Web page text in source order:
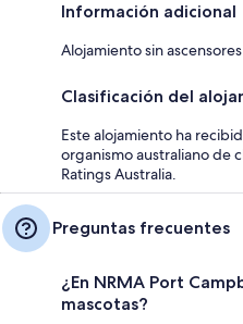
Información adicional
Alojamiento sin ascensores
Clasificación del
Este alojamiento ha
organismo australiano de
Ratings Australia.
Preguntas frecuentes
¿En NRMA Port
mascotas?